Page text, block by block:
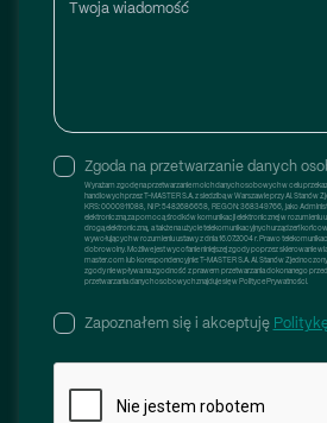
Twoja wiadomość
Zgoda na przetwarzanie danych
Wyrażam zgodę na przetwarzanie moich danych osobowych w celu
handlowych przez T-MASTER S.A. z siedzibą w Warszawie przy Al. Stanów
KRS: 0000911088, NIP: 5482686658, REGON: 368349766, jako
elektroniczną za pomocą środków komunikacji elektronicznej w rozumieniu
drogą elektroniczną, a także na użycie telekomunikacyjnych urządzeń
wywołujących w rozumieniu ustawy z dnia 16.07.2004 r. Prawo
dobrowolny. Możliwe jest wycofanie niniejszej zgody poprzez skierowanie
master.com lub korespondencyjnie: T-MASTER S.A. Al. Stanów
zgody nie wpływa na zgodność z prawem przetwarzania dokonanego
przetwarzania danych osobowych znajduje się w Polityce Prywatności.
Zapoznałem się i akceptuję